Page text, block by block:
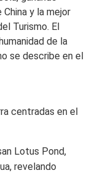
y la mejor
Turismo. El
de la
se describe en el
centradas en el
Lotus Pond,
revelando